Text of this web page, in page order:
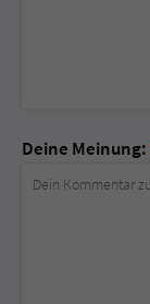
Deine Meinung: